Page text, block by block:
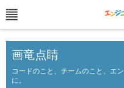
画竜点睛
コードのこと、チームのこと、エ
に。